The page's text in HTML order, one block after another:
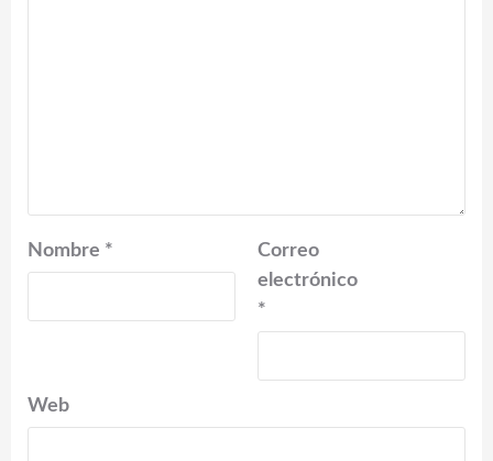
Nombre *
Correo
electrónico
*
Web